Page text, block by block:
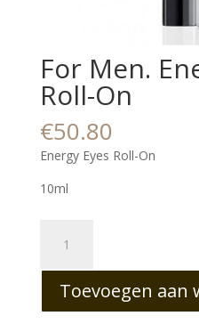
For Men.
Roll-On
€50.80
Energy Eyes Roll-On
10ml
Men.
Energy
Eyes
Roll-
Toevoegen aan